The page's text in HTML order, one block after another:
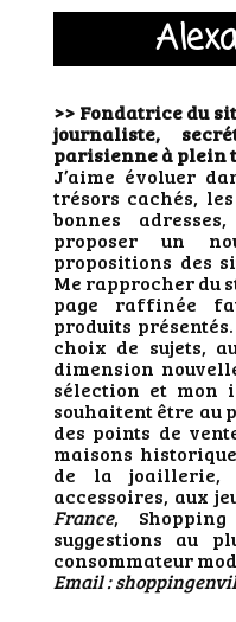
>> Fondatrice du
journaliste,
parisienne à plein
J’aime évoluer
trésors cachés,
bonnes
proposer un
propositions des
Me rapprocher du
page raffinée
produits
choix de sujets,
dimension
sélection et mon
souhaitent être au
des points de
maisons
de la joaillerie,
accessoires, aux
France,
suggestions au
consommateur
Email :